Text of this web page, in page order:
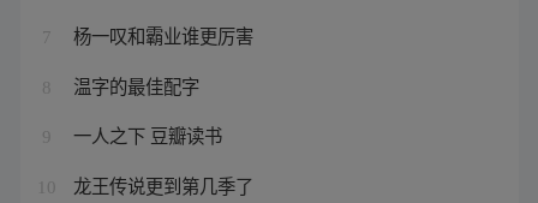
7 杨一叹和霸业谁更厉害
8 温字的最佳配字
9 一人之下 豆瓣读书
10 龙王传说更到第几季了